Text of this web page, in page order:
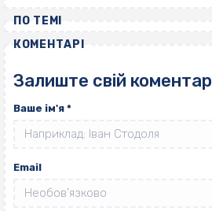
ПО ТЕМІ
КОМЕНТАРІ
Залиште свій коментар
Ваше ім'я *
Email